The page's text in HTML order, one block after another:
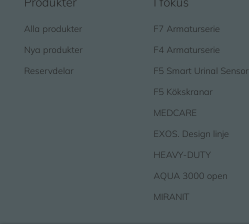
Alla produkter
Nya produkter
Reservdelar
F7 Armaturserie
F4 Armaturserie
F5 Smart Urinal Sensor
F5 Kökskranar
MEDCARE
EXOS. Design linje
HEAVY-DUTY
AQUA 3000 open
MIRANIT